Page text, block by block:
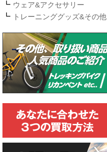
ウェア&アクセサリー
トレーニンググッズ&その他